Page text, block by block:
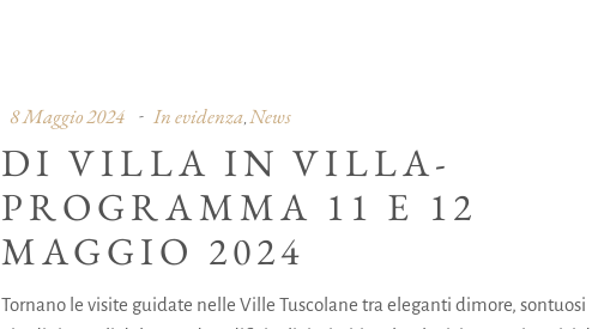
8 Maggio 2024 In evidenza, News
DI VILLA IN VILLA-
PROGRAMMA 11 E 12
MAGGIO 2024
Tornano le visite guidate nelle Ville Tuscolane tra eleganti dimore, sontuosi